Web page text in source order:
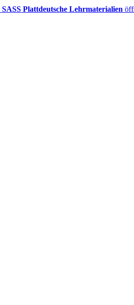
SASS Plattdeutsche Lehrmaterialien